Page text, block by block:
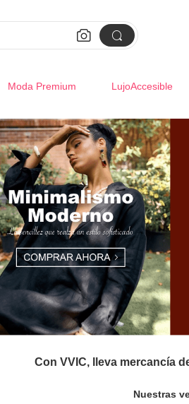
 
Moda Premium LujoAccesible
Con VVIC, lleva mercancía
Nuestras